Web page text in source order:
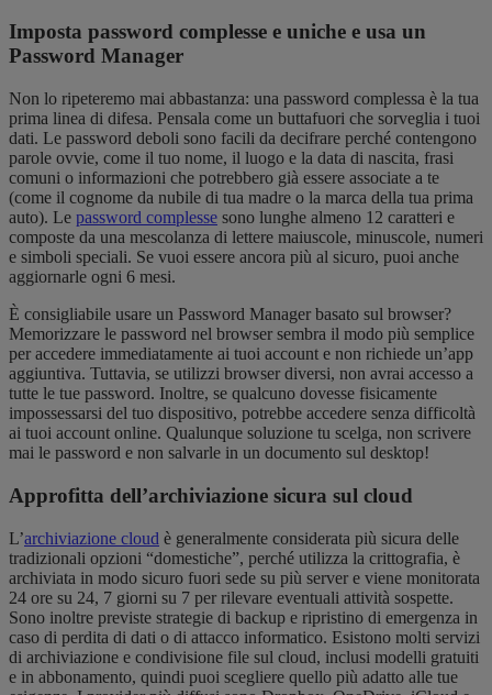
Imposta password complesse e uniche e usa un
Password Manager
Non lo ripeteremo mai abbastanza: una password complessa è la tua
prima linea di difesa. Pensala come un buttafuori che sorveglia i tuoi
dati. Le password deboli sono facili da decifrare perché contengono
parole ovvie, come il tuo nome, il luogo e la data di nascita, frasi
comuni o informazioni che potrebbero già essere associate a te
(come il cognome da nubile di tua madre o la marca della tua prima
auto). Le password complesse sono lunghe almeno 12 caratteri e
composte da una mescolanza di lettere maiuscole, minuscole, numeri
e simboli speciali. Se vuoi essere ancora più al sicuro, puoi anche
aggiornarle ogni 6 mesi.
È consigliabile usare un Password Manager basato sul browser?
Memorizzare le password nel browser sembra il modo più semplice
per accedere immediatamente ai tuoi account e non richiede un’app
aggiuntiva. Tuttavia, se utilizzi browser diversi, non avrai accesso a
tutte le tue password. Inoltre, se qualcuno dovesse fisicamente
impossessarsi del tuo dispositivo, potrebbe accedere senza difficoltà
ai tuoi account online. Qualunque soluzione tu scelga, non scrivere
mai le password e non salvarle in un documento sul desktop!
Approfitta dell’archiviazione sicura sul cloud
L’archiviazione cloud è generalmente considerata più sicura delle
tradizionali opzioni “domestiche”, perché utilizza la crittografia, è
archiviata in modo sicuro fuori sede su più server e viene monitorata
24 ore su 24, 7 giorni su 7 per rilevare eventuali attività sospette.
Sono inoltre previste strategie di backup e ripristino di emergenza in
caso di perdita di dati o di attacco informatico. Esistono molti servizi
di archiviazione e condivisione file sul cloud, inclusi modelli gratuiti
e in abbonamento, quindi puoi scegliere quello più adatto alle tue